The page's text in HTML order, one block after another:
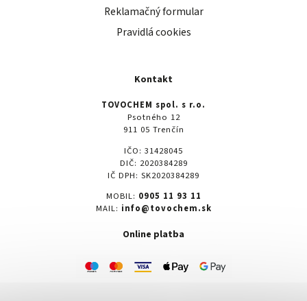
Reklamačný formular
Pravidlá cookies
Kontakt
TOVOCHEM spol. s r.o.
Psotného 12
911 05 Trenčín
IČO: 31428045
DIČ: 2020384289
IČ DPH: SK2020384289
MOBIL: 0905 11 93 11
MAIL: info@tovochem.sk
Online platba